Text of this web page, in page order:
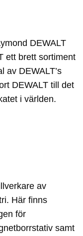
DEWALT
ett brett sortiment
av DEWALT’s
DEWALT till det
i världen.
av
Här finns
för
samt